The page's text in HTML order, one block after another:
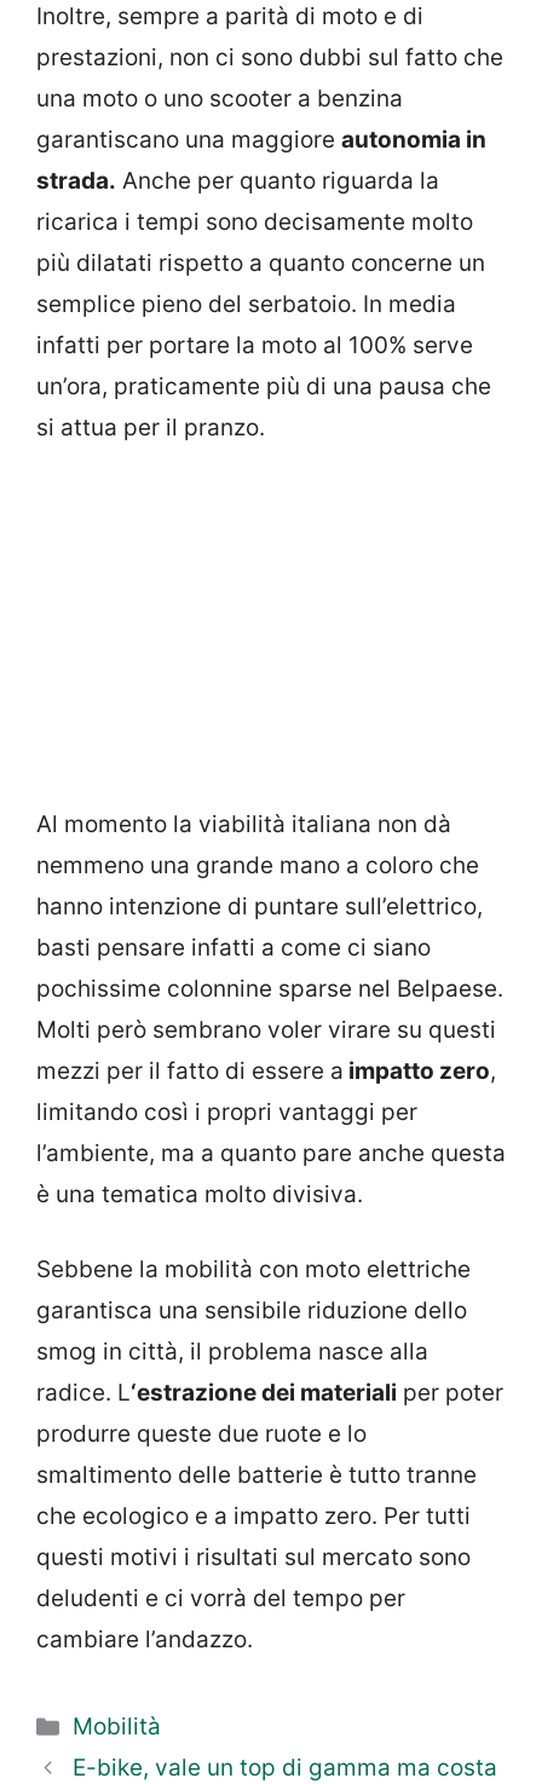
Inoltre, sempre a parità di moto e di
prestazioni, non ci sono dubbi sul fatto che
una moto o uno scooter a benzina
garantiscano una maggiore autonomia in
strada. Anche per quanto riguarda la
ricarica i tempi sono decisamente molto
più dilatati rispetto a quanto concerne un
semplice pieno del serbatoio. In media
infatti per portare la moto al 100% serve
un’ora, praticamente più di una pausa che
si attua per il pranzo.
Al momento la viabilità italiana non dà
nemmeno una grande mano a coloro che
hanno intenzione di puntare sull’elettrico,
basti pensare infatti a come ci siano
pochissime colonnine sparse nel Belpaese.
Molti però sembrano voler virare su questi
mezzi per il fatto di essere a impatto zero,
limitando così i propri vantaggi per
l’ambiente, ma a quanto pare anche questa
è una tematica molto divisiva.
Sebbene la mobilità con moto elettriche
garantisca una sensibile riduzione dello
smog in città, il problema nasce alla
radice. L‘estrazione dei materiali per poter
produrre queste due ruote e lo
smaltimento delle batterie è tutto tranne
che ecologico e a impatto zero. Per tutti
questi motivi i risultati sul mercato sono
deludenti e ci vorrà del tempo per
cambiare l’andazzo.
Categorie
Mobilità
E-bike, vale un top di gamma ma costa